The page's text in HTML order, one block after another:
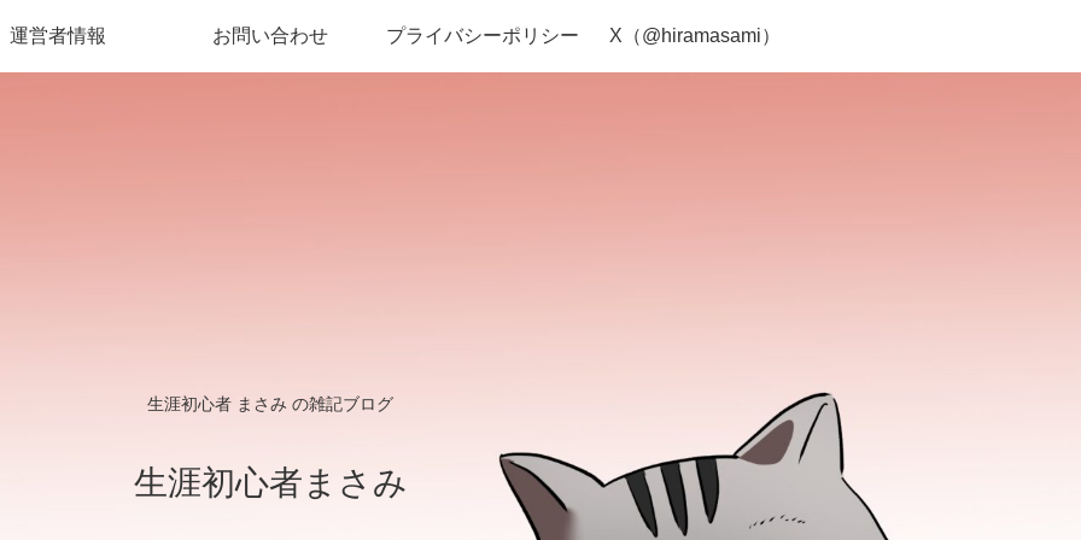
生涯初心者 まさみ の雑記ブログ
生涯初心者まさみ
運営者情報 お問い合わせ プライバシーポリシー X（@hiramasami）